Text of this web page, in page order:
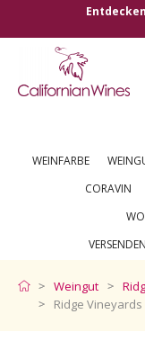
Sie das Beste aus
WEINFARBE
CORAVIN
Weingut
Ridge